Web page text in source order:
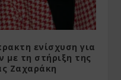
ενίσχυση για
τη στήριξη της
Ζαχαράκη